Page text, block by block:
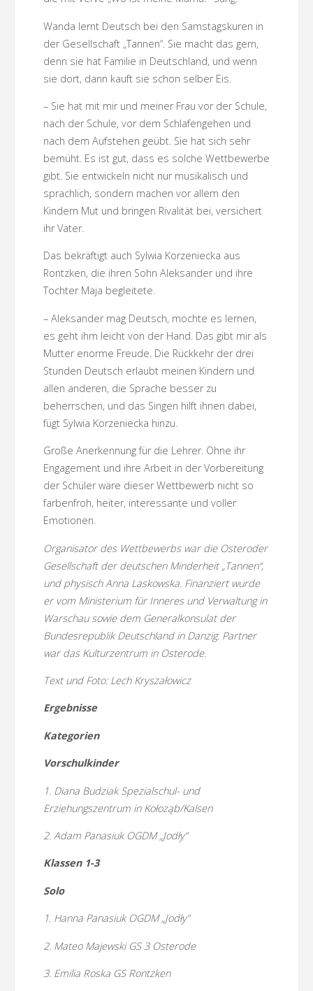
Wanda lernt Deutsch bei den Samstagskuren in
der Gesellschaft „Tannen“. Sie macht das gern,
denn sie hat Familie in Deutschland, und wenn
sie dort, dann kauft sie schon selber Eis.
– Sie hat mit mir und meiner Frau vor der Schule,
nach der Schule, vor dem Schlafengehen und
nach dem Aufstehen geübt. Sie hat sich sehr
bemüht. Es ist gut, dass es solche Wettbewerbe
gibt. Sie entwickeln nicht nur musikalisch und
sprachlich, sondern machen vor allem den
Kindern Mut und bringen Rivalität bei, versichert
ihr Vater.
Das bekräftigt auch Sylwia Korzeniecka aus
Rontzken, die ihren Sohn Aleksander und ihre
Tochter Maja begleitete.
– Aleksander mag Deutsch, möchte es lernen,
es geht ihm leicht von der Hand. Das gibt mir als
Mutter enorme Freude. Die Rückkehr der drei
Stunden Deutsch erlaubt meinen Kindern und
allen anderen, die Sprache besser zu
beherrschen, und das Singen hilft ihnen dabei,
fügt Sylwia Korzeniecka hinzu.
Große Anerkennung für die Lehrer. Ohne ihr
Engagement und ihre Arbeit in der Vorbereitung
der Schüler wäre dieser Wettbewerb nicht so
farbenfroh, heiter, interessante und voller
Emotionen.
Organisator des Wettbewerbs war die Osteroder
Gesellschaft der deutschen Minderheit „Tannen“,
und physisch Anna Laskowska. Finanziert wurde
er vom Ministerium für Inneres und Verwaltung in
Warschau sowie dem Generalkonsulat der
Bundesrepublik Deutschland in Danzig. Partner
war das Kulturzentrum in Osterode.
Text und Foto: Lech Kryszałowicz
Ergebnisse
Kategorien
Vorschulkinder
1. Diana Budziak Spezialschul- und
Erziehungszentrum in Kołoząb/Kalsen
2. Adam Panasiuk OGDM „Jodły”
Klassen 1-3
Solo
1. Hanna Panasiuk OGDM „Jodły”
2. Mateo Majewski GS 3 Osterode
3. Emilia Roska GS Rontzken